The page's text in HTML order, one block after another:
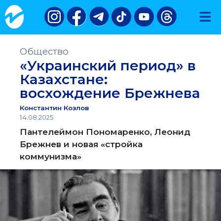
Общество
«Украинский период» в
Казахстане:
восхождение Брежнева
Константин Козлов
14.08.2025
Пантелеймон Пономаренко, Леонид
Брежнев и новая «стройка
коммунизма»